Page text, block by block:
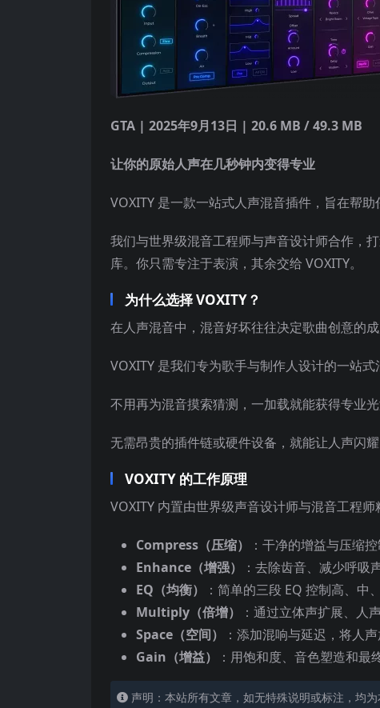
GTA | 2025年9月13日 | 20.6 MB / 49.3 MB
让你的原始人声在几秒钟内变得专业
VOXITY 是一款一站式人声混音插件，旨在帮
我们与世界级混音工程师与声音设计师合作，
库。你只需专注于表演，其余交给 VOXITY。
为什么选择 VOXITY？
在人声混音中，混音好坏往往决定歌曲创意的成
VOXITY 是我们专为歌手与制作人设计的一站
不用再为混音摸索猜测，一加载就能获得专业光
无需昂贵的插件链或硬件设备，就能让人声闪耀
VOXITY 的工作原理
VOXITY 内置由世界级声音设计师与混音工程
Compress（压缩）
：干净的增益与压缩
Enhance（增强）
：去除齿音、减少呼吸
EQ（均衡）
：简单的三段 EQ 控制高、中
Multiply（倍增）
：通过立体声扩展、人
Space（空间）
：添加混响与延迟，将人
Gain（增益）
：用饱和度、音色塑造和最
声明：本站所有文章，如无特殊说明或标注，均